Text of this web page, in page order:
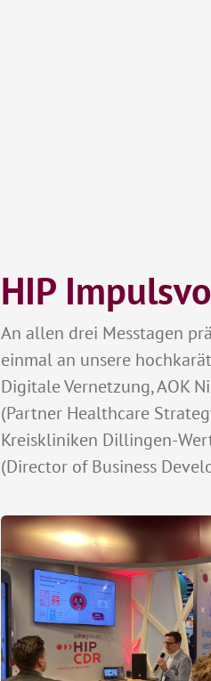
HIP
An allen drei Messtagen
einmal an unsere
Digitale Vernetzung, AOK
(Partner Healthcare
Kreiskliniken Dillingen-
(Director of Business